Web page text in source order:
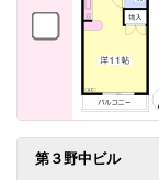
第３野中ビル